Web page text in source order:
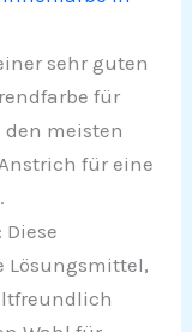
sehr guten
für
den meisten
für eine
Lösungsmittel,